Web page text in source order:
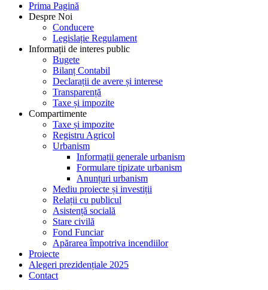
Prima Pagină
Despre Noi
Conducere
Legislație Regulament
Informații de interes public
Bugete
Bilanț Contabil
Declarații de avere și interese
Transparență
Taxe și impozite
Compartimente
Taxe și impozite
Registru Agricol
Urbanism
Informații generale urbanism
Formulare tipizate urbanism
Anunțuri urbanism
Mediu proiecte și investiții
Relații cu publicul
Asistență socială
Stare civilă
Fond Funciar
Apărarea împotriva incendiilor
Proiecte
Alegeri prezidențiale 2025
Contact